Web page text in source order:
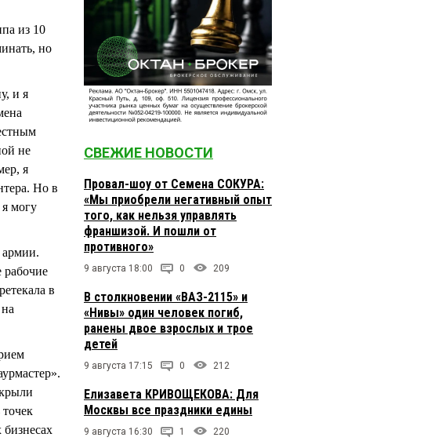
из 10
но
и я
не
я
Но в
могу
армии.
в
СВЕЖИЕ НОВОСТИ
Провал-шоу от Семена СОКУРА:
«Мы приобрели негативный опыт
того, как нельзя управлять
франшизой. И пошли от
противного»
9 августа 18:00 0 209
В столкновении «ВАЗ-2115» и
«Нивы» один человек погиб,
ранены двое взрослых и трое
детей
9 августа 17:15 0 212
Елизавета КРИВОЩЕКОВА: Для
Москвы все праздники едины
9 августа 16:30 1 220